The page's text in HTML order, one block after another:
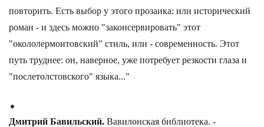
повторить. Есть выбор у этого прозаика: или исторический
роман - и здесь можно "законсервировать" этот
"окололермонтовский" стиль, или - современность. Этот
путь труднее: он, наверное, уже потребует резкости глаза и
"послетолстовского" языка..."
.
Дмитрий Бавильский. Вавилонская библиотека. -